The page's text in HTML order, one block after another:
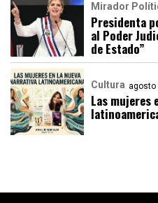
Mirador
Presidenta
al Poder
de Estado”
Cultura agosto
Las mujeres